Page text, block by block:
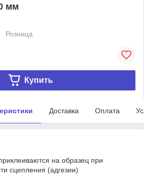
мм
Розница
Купить
Доставка Оплата
на образец при
сцепления (адгезии)